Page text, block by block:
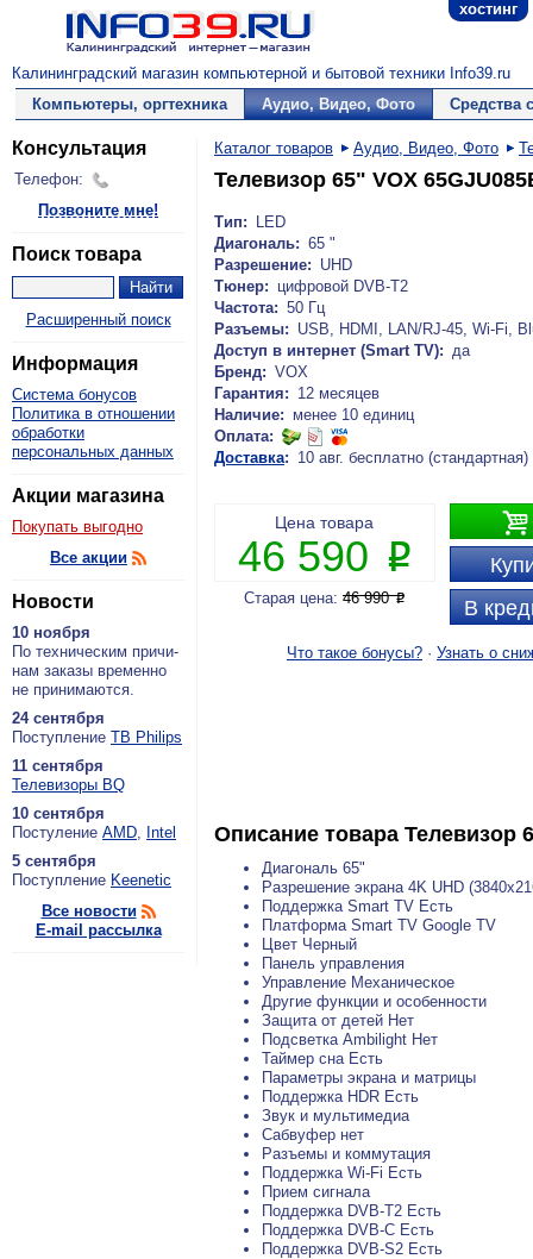
хостинг
Калининградский магазин компьютерной и бытовой техники Info39.ru
Компьютеры, оргтехника
Аудио, Видео, Фото Средства
Консультация
Телефон:
Позвоните мне!
Поиск товара
Расширенный поиск
Информация
Система бонусов
Политика в отношении
обработки
персональных данных
Акции магазина
Покупать выгодно
Все акции
Новости
10 ноября
По тех­ни­че­ским при­чи­
нам за­ка­зы вре­мен­но
не при­ни­ма­ют­ся.
24 сентября
По­ступ­ле­ние ТВ Philips
11 сентября
Теле­ви­зо­ры BQ
10 сентября
По­сту­ле­ние AMD, Intel
5 сентября
По­ступ­ле­ние Keenetic
Все новости
E-mail рассылка
Каталог товаров Аудио, Видео, Фото
Телевизор 65" VOX
Тип:
LED
Диагональ: 65 "
Разрешение: UHD
Тюнер: цифровой DVB-T2
Частота: 50 Гц
Разъемы: USB, HDMI, LAN/RJ-45, Wi-Fi,
Доступ в интернет (Smart TV): да
Бренд: VOX
Гарантия: 12 месяцев
Наличие: менее 10 единиц
Оплата:
Доставка: 10 авг. бесплатно (стандартная)

В
Цена товара
46 590 P
Старая цена:46 990P
Что такое бонусы? · Узнать о
Описание товара Телевизор
Диагональ 65"
Разрешение экрана 4K UHD
Поддержка Smart TV Есть
Платформа Smart TV Google TV
Цвет Черный
Панель управления
Управление Механическое
Другие функции и особенности
Защита от детей Нет
Подсветка Ambilight Нет
Таймер сна Есть
Параметры экрана и матрицы
Поддержка HDR Есть
Звук и мультимедиа
Сабвуфер нет
Разъемы и коммутация
Поддержка Wi-Fi Есть
Прием сигнала
Поддержка DVB-T2 Есть
Поддержка DVB-C Есть
Поддержка DVB-S2 Есть